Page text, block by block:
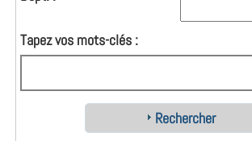
Tapez vos mots-clés :
Rechercher